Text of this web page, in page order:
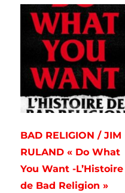
BAD RELIGION / JIM
RULAND « Do What
You Want -L’Histoire
de Bad Religion »